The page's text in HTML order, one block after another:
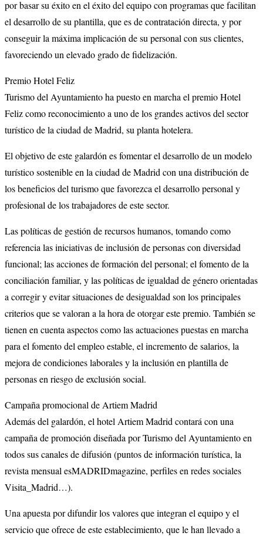
por basar su éxito en el éxito del equipo con programas que facilitan
el desarrollo de su plantilla, que es de contratación directa, y por
conseguir la máxima implicación de su personal con sus clientes,
favoreciendo un elevado grado de fidelización.
Premio Hotel Feliz
Turismo del Ayuntamiento ha puesto en marcha el premio Hotel
Feliz como reconocimiento a uno de los grandes activos del sector
turístico de la ciudad de Madrid, su planta hotelera.
El objetivo de este galardón es fomentar el desarrollo de un modelo
turístico sostenible en la ciudad de Madrid con una distribución de
los beneficios del turismo que favorezca el desarrollo personal y
profesional de los trabajadores de este sector.
Las políticas de gestión de recursos humanos, tomando como
referencia las iniciativas de inclusión de personas con diversidad
funcional; las acciones de formación del personal; el fomento de la
conciliación familiar, y las políticas de igualdad de género orientadas
a corregir y evitar situaciones de desigualdad son los principales
criterios que se valoran a la hora de otorgar este premio. También se
tienen en cuenta aspectos como las actuaciones puestas en marcha
para el fomento del empleo estable, el incremento de salarios, la
mejora de condiciones laborales y la inclusión en plantilla de
personas en riesgo de exclusión social.
Campaña promocional de Artiem Madrid
Además del galardón, el hotel Artiem Madrid contará con una
campaña de promoción diseñada por Turismo del Ayuntamiento en
todos sus canales de difusión (puntos de información turística, la
revista mensual esMADRIDmagazine, perfiles en redes sociales
Visita_Madrid…).
Una apuesta por difundir los valores que integran el equipo y el
servicio que ofrece de este establecimiento, que le han llevado a